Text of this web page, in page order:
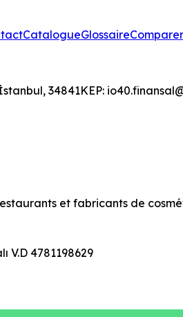
CatalogueGlossaireComparer
34841KEP:
et fabricants de
V.D 4781198629